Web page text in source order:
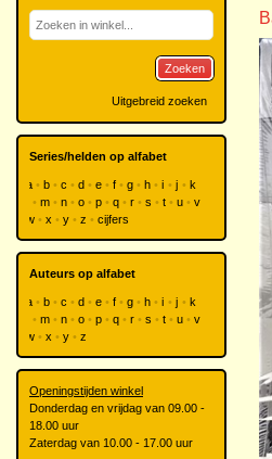
Zoeken
Uitgebreid zoeken
Series/helden op alfabet
a b c d e f g h i j
k
m n o p q r s t u
v
w
x y z cijfers
Auteurs op alfabet
a b c d e f g h i j
k
m n o p q r s t u
v
w
x y z
Openingstijden winkel
Donderdag en vrijdag van 09.00 -
18.00 uur
Zaterdag van 10.00 - 17.00 uur